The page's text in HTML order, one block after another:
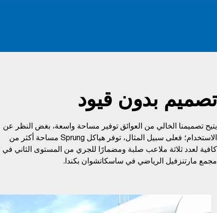
تصميم بدون قيود
يتيح تصميمنا الخالي من العوائق توفير مساحة واسعة، بغض النظر عن
الاستخدام؛ فعلى سبيل المثال، توفر هياكل Sprung مساحة أكثر من
كافية لعدد ثلاثة ملاعب صلبة ومضمارًا للجري من المستوى الثاني في
مجمع مارتنزفيل الرياضي في ساسكاتشوان بكندا.